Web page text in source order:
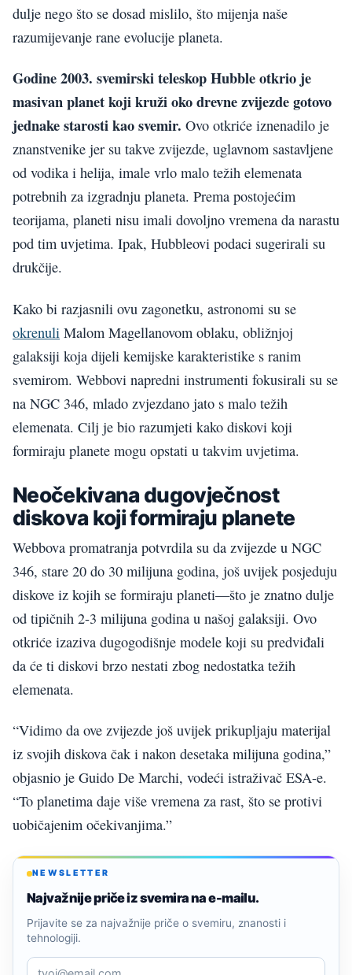
dulje nego što se dosad mislilo, što mijenja naše
razumijevanje rane evolucije planeta.
Godine 2003. svemirski teleskop Hubble otkrio je
masivan planet koji kruži oko drevne zvijezde gotovo
jednake starosti kao svemir. Ovo otkriće iznenadilo je
znanstvenike jer su takve zvijezde, uglavnom sastavljene
od vodika i helija, imale vrlo malo težih elemenata
potrebnih za izgradnju planeta. Prema postojećim
teorijama, planeti nisu imali dovoljno vremena da narastu
pod tim uvjetima. Ipak, Hubbleovi podaci sugerirali su
drukčije.
Kako bi razjasnili ovu zagonetku, astronomi su se
okrenuli Malom Magellanovom oblaku, obližnjoj
galaksiji koja dijeli kemijske karakteristike s ranim
svemirom. Webbovi napredni instrumenti fokusirali su se
na NGC 346, mlado zvjezdano jato s malo težih
elemenata. Cilj je bio razumjeti kako diskovi koji
formiraju planete mogu opstati u takvim uvjetima.
Neočekivana dugovječnost
diskova koji formiraju planete
Webbova promatranja potvrdila su da zvijezde u NGC
346, stare 20 do 30 milijuna godina, još uvijek posjeduju
diskove iz kojih se formiraju planeti—što je znatno dulje
od tipičnih 2-3 milijuna godina u našoj galaksiji. Ovo
otkriće izaziva dugogodišnje modele koji su predviđali
da će ti diskovi brzo nestati zbog nedostatka težih
elemenata.
“Vidimo da ove zvijezde još uvijek prikupljaju materijal
iz svojih diskova čak i nakon desetaka milijuna godina,”
objasnio je Guido De Marchi, vodeći istraživač ESA-e.
“To planetima daje više vremena za rast, što se protivi
uobičajenim očekivanjima.”
NEWSLETTER
Najvažnije priče iz svemira na e-mailu.
Prijavite se za najvažnije priče o svemiru, znanosti i
tehnologiji.